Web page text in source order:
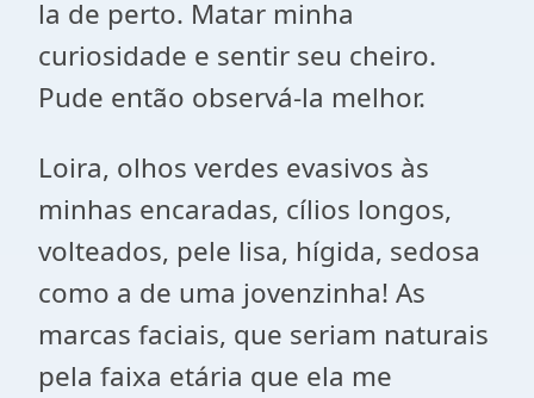
la de perto. Matar minha
curiosidade e sentir seu cheiro.
Pude então observá-la melhor.
Loira, olhos verdes evasivos às
minhas encaradas, cílios longos,
volteados, pele lisa, hígida, sedosa
como a de uma jovenzinha! As
marcas faciais, que seriam naturais
pela faixa etária que ela me